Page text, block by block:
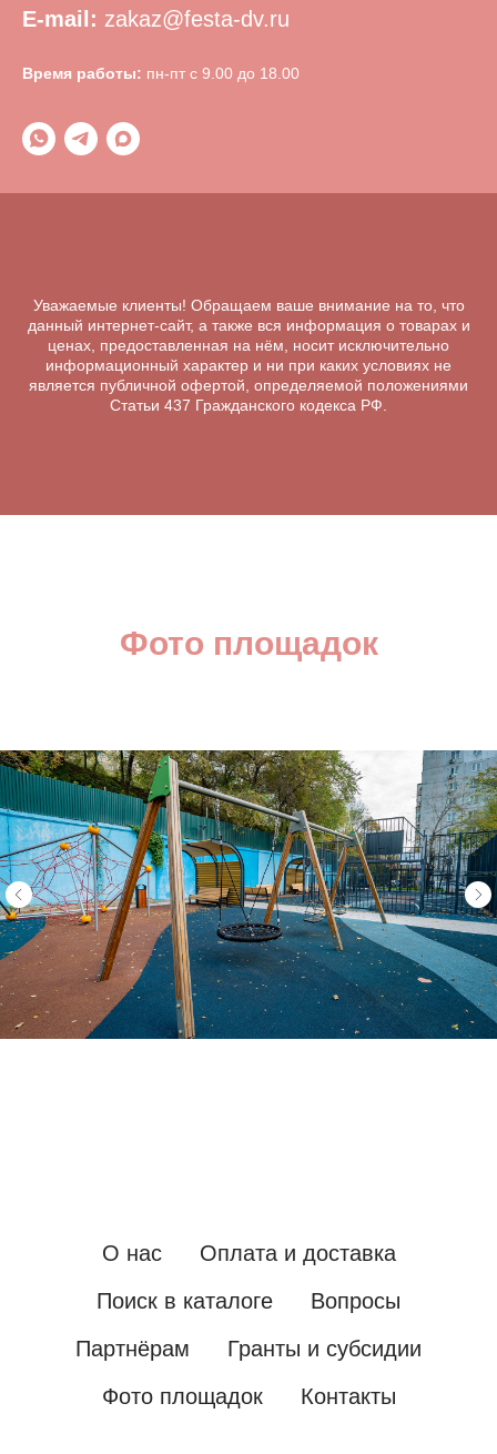
E-mail: zakaz@festa-dv.ru
Время работы: пн-пт с 9.00 до 18.00
Уважаемые клиенты! Обращаем ваше внимание на то, что
данный интернет-сайт, а также вся информация о товарах и
ценах, предоставленная на нём, носит исключительно
информационный характер и ни при каких условиях не
является публичной офертой, определяемой положениями
Статьи 437 Гражданского кодекса РФ.
Фото площадок
О нас
Оплата и доставка
Поиск в каталоге
Вопросы
Партнёрам
Гранты и субсидии
Фото площадок
Контакты